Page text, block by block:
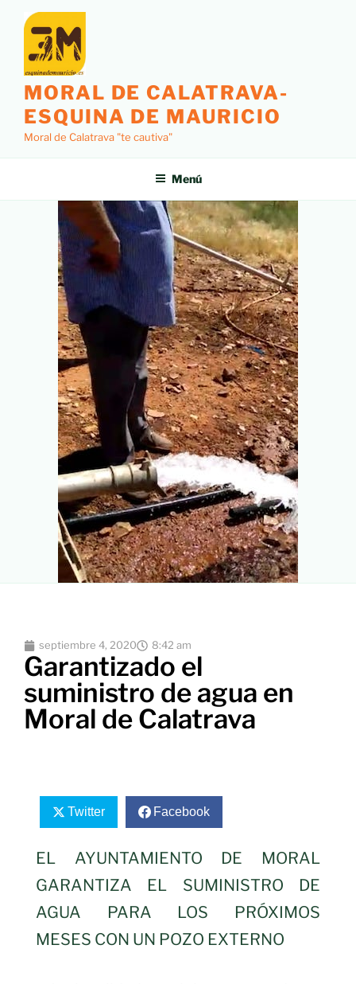
MORAL DE CALATRAVA-
ESQUINA DE MAURICIO
Moral de Calatrava "te cautiva"
Menú
septiembre 4, 2020 8:42 am
Garantizado el
suministro de agua en
Moral de Calatrava
Twitter Facebook
EL AYUNTAMIENTO DE MORAL
GARANTIZA EL SUMINISTRO DE
AGUA PARA LOS PRÓXIMOS
MESES CON UN POZO EXTERNO